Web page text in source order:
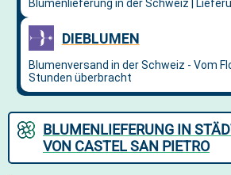
BLUMENLIEFERUNG IN
VON CASTEL SAN PIETRO